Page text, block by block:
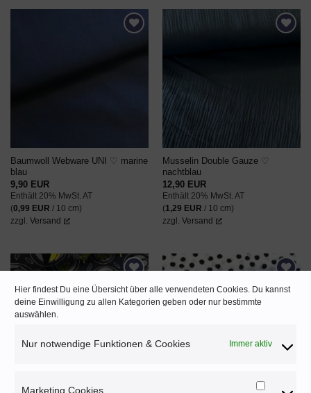
Hier findest Du eine Übersicht über alle verwendeten Cookies. Du kannst
deine Einwilligung zu allen Kategorien geben oder nur bestimmte
auswählen.
Nur notwendige Funktionen & Cookies Immer aktiv
Marketing Cookies
Baumwoll Webware UNI ♡ marine
blau
9,90 EUR
Enthält 20% MwSt. AT
(0,99 EUR / 10 cm)
zzgl. Versand
Musselin Double Gauze ♡
nachtblau
12,90 EUR
Enthält 20% MwSt. AT
(1,29 EUR / 10 cm)
zzgl. Versand
AUF DEN
WUNSCHZETTEL
AUF DEN
WUNSCHZETTEL